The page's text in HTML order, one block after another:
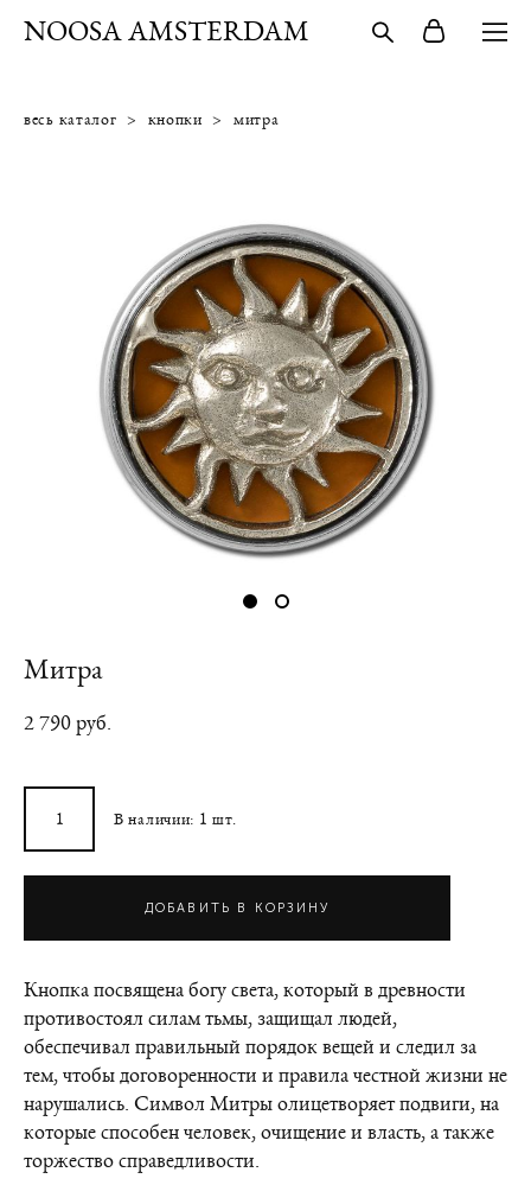
NOOSA AMSTERDAM
весь каталог > кнопки > митра
Митра
2 790 pуб.
В наличии: 1 шт.
ДОБАВИТЬ В КОРЗИНУ
Кнопка посвящена богу света, который в древности
противостоял силам тьмы, защищал людей,
обеспечивал правильный порядок вещей и следил за
тем, чтобы договоренности и правила честной жизни не
нарушались. Символ Митры олицетворяет подвиги, на
которые способен человек, очищение и власть, а также
торжество справедливости.